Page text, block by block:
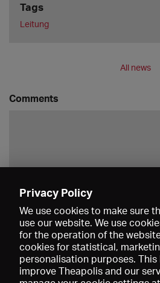
Tags
Leitung
All news
Comments
Privacy Policy
We use cookies to make sure
use our website. We use
for the operation of the
cookies for statistical,
personalisation purposes.
improve Theapolis and our